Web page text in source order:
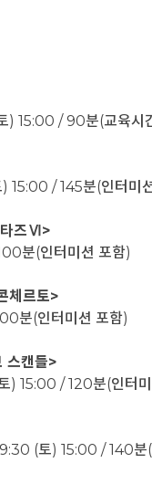
) 15:00 / 90분(교육시
15:00 / 145분(인터미
타즈Ⅵ>
분(인터미션 포함)
체르토>
분(인터미션 포함)
스캔들>
) 15:00 / 120분(인터
(토) 15:00 / 140분